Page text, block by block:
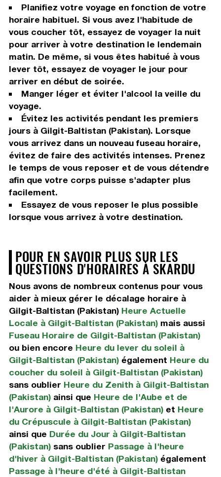
Planifiez votre voyage en fonction de votre
horaire habituel. Si vous avez l'habitude de
vous coucher tôt, essayez de voyager la nuit
pour arriver à votre destination le lendemain
matin. De même, si vous êtes habitué à vous
lever tôt, essayez de voyager le jour pour
arriver en début de soirée.
Manger léger et éviter l'alcool la veille du
voyage.
Évitez les activités pendant les premiers
jours à Gilgit-Baltistan (Pakistan). Lorsque
vous arrivez dans un nouveau fuseau horaire,
évitez de faire des activités intenses. Prenez
le temps de vous reposer et de vous détendre
afin que votre corps puisse s'adapter plus
facilement.
Essayez de vous reposer le plus possible
lorsque vous arrivez à votre destination.
POUR EN SAVOIR PLUS SUR LES
QUESTIONS D'HORAIRES À SKARDU
Nous avons de nombreux contenus pour vous
aider à mieux gérer le décalage horaire à
Gilgit-Baltistan (Pakistan) Heure Actuelle
Locale à Gilgit-Baltistan (Pakistan)mais aussi
Fuseau Horaire de Gilgit-Baltistan (Pakistan)
ou bien encore Heure du lever du soleil à
Gilgit-Baltistan (Pakistan)également Heure du
coucher du soleil à Gilgit-Baltistan (Pakistan)
sans oublier Heure du Zenith à Gilgit-Baltistan
(Pakistan)ainsi que Heure de l'Aube et de
l'Aurore à Gilgit-Baltistan (Pakistan)et Heure
du Crépuscule à Gilgit-Baltistan (Pakistan)
ainsi que Durée du Jour à Gilgit-Baltistan
(Pakistan)sans oublier Passage à l'heure
d'hiver à Gilgit-Baltistan (Pakistan)également
Passage à l'heure d'été à Gilgit-Baltistan